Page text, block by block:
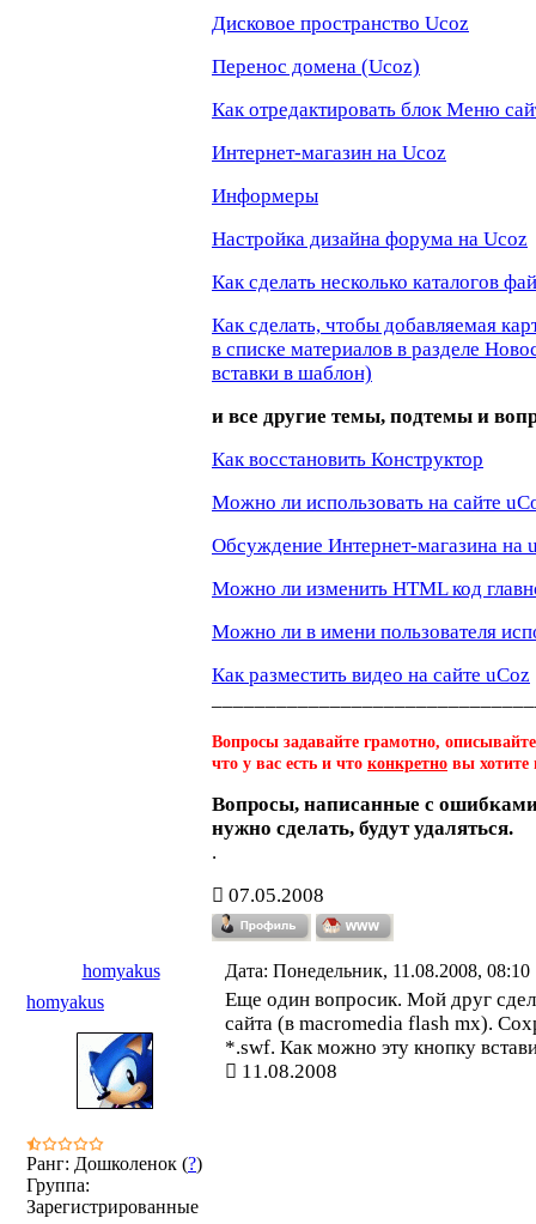
Дисковое пространство Ucoz
Перенос домена (Ucoz)
Как отредактировать блок Меню
Интернет-магазин на Ucoz
Информеры
Настройка дизайна форума на Ucoz
Как сделать несколько каталогов
Как сделать, чтобы добавляемая
в списке материалов в разделе
вставки в шаблон)
и все другие темы, подтемы и
Как восстановить Конструктор
Можно ли использовать на сайте
Обсуждение Интернет-магазина на
Можно ли изменить HTML код
Можно ли в имени пользователя
Как разместить видео на сайте uCoz
Вопросы задавайте грамотно,
что у вас есть и что конкретно вы хотите
Вопросы, написанные с
нужно сделать, будут удаляться.
.
07.05.2008
homyakus
Дата: Понедельник, 11.08.2008,
homyakus
Ранг: Дошколенок (?)
Группа:
Зарегистрированные
Еще один вопросик. Мой друг
сайта (в macromedia flash mx).
*.swf. Как можно эту кнопку
11.08.2008